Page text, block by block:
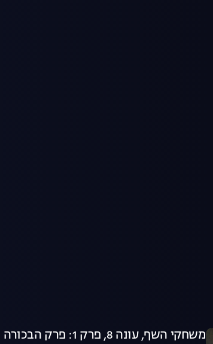
משחקי השף, עונה 8, פרק 1: פרק הבכורה